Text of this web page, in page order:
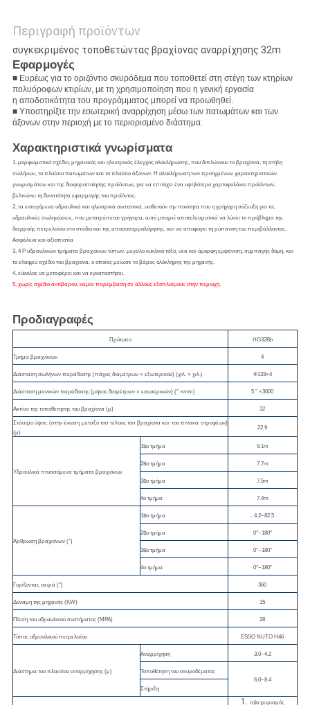
Περιγραφή προϊόντων
συγκεκριμένος τοποθετώντας βραχίονας αναρρίχησης 32m
Εφαρμογές
■ Ευρέως για το οριζόντιο σκυρόδεμα που τοποθετεί στη στέγη των κτηρίων
πολυόροφων κτιρίων, με τη χρησιμοποίηση που η γενική εργασία
η αποδοτικότητα του προγράμματος μπορεί να προωθηθεί.
■ Υποστηρίξτε την εσωτερική αναρρίχηση μέσω των πατωμάτων και των
άξονων στην περιοχή με το περιορισμένο διάστημα.
Χαρακτηριστικά γνωρίσματα
1, μορφωματικό σχέδιο, μηχανικός και ηλεκτρικός έλεγχος ολοκλήρωσης, που διπλώνουν το βραχίονα, τη στήλη
σωλήνων, το πλαίσιο πατωμάτων και το πλαίσιο άξονων. Η ολοκλήρωση των προηγμένων χαρακτηριστικών
γνωρισμάτων και της διαφοροποίησης προϊόντων, για να επιτύχει ένα υψηλότερο χαρτοφυλάκιο προϊόντων,
βελτιώνει τη δυνατότητα εφαρμογής του προϊόντος.
2, τα εισαγόμενα υδραυλικά και ηλεκτρικά συστατικά, υιοθετούν την ποιότητα που η γρήγορη σύζευξη για τις
υδραυλικές σωληνώσεις, που μετατρέπεται γρήγορα, αυτό μπορεί αποτελεσματικά να λύσει το πρόβλημα της
διαρροής πετρελαίου στο στάδιο και της αποσυναρμολόγησης, και να αποφύγει τη ρύπανση του περιβάλλοντος.
Ασφάλεια και αξιοπιστία
3, 4 Ρ υδραυλικών τμήματα βραχιόνων τύπων, μεγάλο κυκλικό τόξο, νέα και όμορφη εμφάνιση, συμπαγής δομή, και
το ελαφρύ σχέδιο του βραχίονα, ο οποίος μείωσε το βάρος ολόκληρης της μηχανής.
4, εύκολος να μεταφέρει και να εγκαταστήσει.
5, χωρίς σχέδιο αντίβαρου, καμία παρέμβαση σε άλλους εξοπλισμούς στην περιοχή.
Προδιαγραφές
Πρότυπο HG32Bb
Τμήμα βραχιόνων 4
Διάσταση σωλήνων παράδοσης (πάχος διαμέτρων × εξωτερικού) (χιλ. × χιλ.) Φ133×4
Διάσταση μανικών παράδοσης (μήκος διαμέτρων × εσωτερικών) (″ ×mm) 5 ″ ×3000
Ακτίνα της τοποθέτησης του βραχίονα (μ) 32
Στάσιμο ύψος (στην ένωση μεταξύ του τέλους του βραχίονα και του πίνακα στροφέων)
(μ)
22.9
Υδραυλικά πτυσσόμενα τμήματα βραχιόνων
1$ο τμήμα 9.1m
2$ο τμήμα 7.7m
3$ο τμήμα 7.5m
4ο τμήμα 7.4m
Άρθρωση βραχιόνων (°)
1$ο τμήμα - 4.2~82.5
2$ο τμήμα 0°~180°
3$ο τμήμα 0°~180°
4ο τμήμα 0°~180°
Γυρίζοντας σειρά (°) 360
Δύναμη της μηχανής (KW) 15
Πίεση του υδραυλικού συστήματος (MPA) 28
Τύπος υδραυλικού πετρελαίου ESSO NUTO H46
Διάστημα του πλαισίου αναρρίχησης (μ)
Αναρρίχηση 3.0~4.2
Τοποθέτηση του σκυροδέματος
6.0~8.4
Στήριξη
1. τηλεχειρισμός